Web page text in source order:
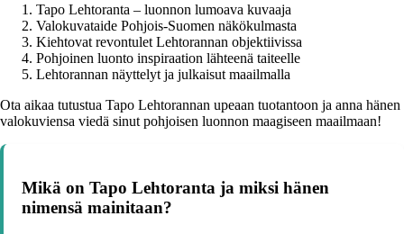
Tapo Lehtoranta – luonnon lumoava kuvaaja
Valokuvataide Pohjois-Suomen näkökulmasta
Kiehtovat revontulet Lehtorannan objektiivissa
Pohjoinen luonto inspiraation lähteenä taiteelle
Lehtorannan näyttelyt ja julkaisut maailmalla
Ota aikaa tutustua Tapo Lehtorannan upeaan tuotantoon ja anna hänen
valokuviensa viedä sinut pohjoisen luonnon maagiseen maailmaan!
Mikä on Tapo Lehtoranta ja miksi hänen
nimensä mainitaan?